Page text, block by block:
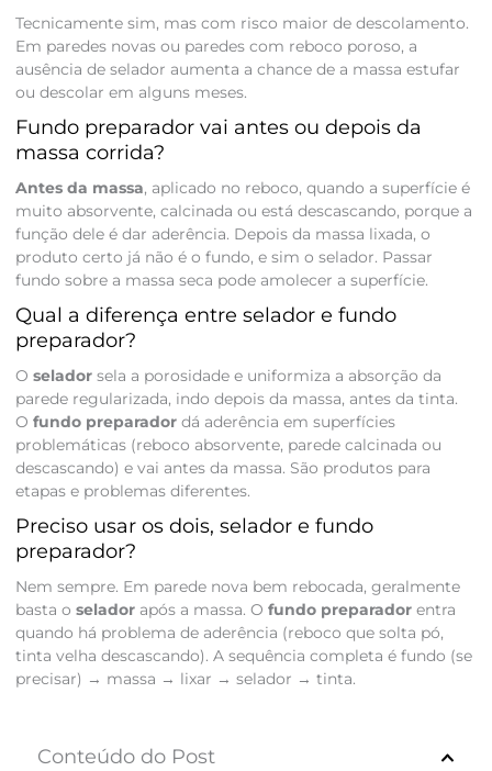
Tecnicamente sim, mas com risco maior de descolamento.
Em paredes novas ou paredes com reboco poroso, a
ausência de selador aumenta a chance de a massa estufar
ou descolar em alguns meses.
Fundo preparador vai antes ou depois da
massa corrida?
Antes da massa, aplicado no reboco, quando a superfície é
muito absorvente, calcinada ou está descascando, porque a
função dele é dar aderência. Depois da massa lixada, o
produto certo já não é o fundo, e sim o selador. Passar
fundo sobre a massa seca pode amolecer a superfície.
Qual a diferença entre selador e fundo
preparador?
O seladorsela a porosidade e uniformiza a absorção da
parede regularizada, indo depois da massa, antes da tinta.
O fundo preparadordá aderência em superfícies
problemáticas (reboco absorvente, parede calcinada ou
descascando) e vai antes da massa. São produtos para
etapas e problemas diferentes.
Preciso usar os dois, selador e fundo
preparador?
Nem sempre. Em parede nova bem rebocada, geralmente
basta o seladorapós a massa. O fundo preparadorentra
quando há problema de aderência (reboco que solta pó,
tinta velha descascando). A sequência completa é fundo (se
precisar) → massa → lixar → selador → tinta.
Conteúdo do Post